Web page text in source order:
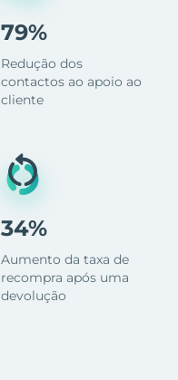
79%
Redução dos
contactos ao apoio ao
cliente
34%
Aumento da taxa de
recompra após uma
devolução